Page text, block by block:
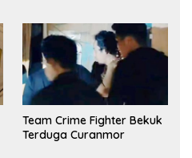
Team Crime Fighter Bekuk
Terduga Curanmor